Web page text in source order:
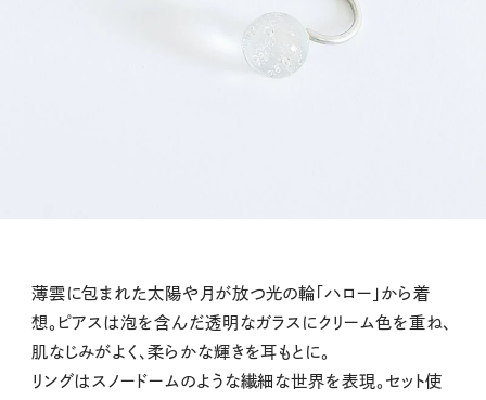
薄雲に包まれた太陽や月が放つ光の輪「ハロー」から着
想。ピアスは泡を含んだ透明なガラスにクリーム色を重ね、
肌なじみがよく、柔らかな輝きを耳もとに。
リングはスノードームのような繊細な世界を表現。セット使